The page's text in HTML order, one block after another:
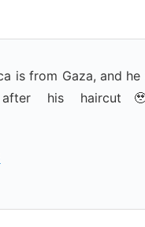
is from Gaza, and
his